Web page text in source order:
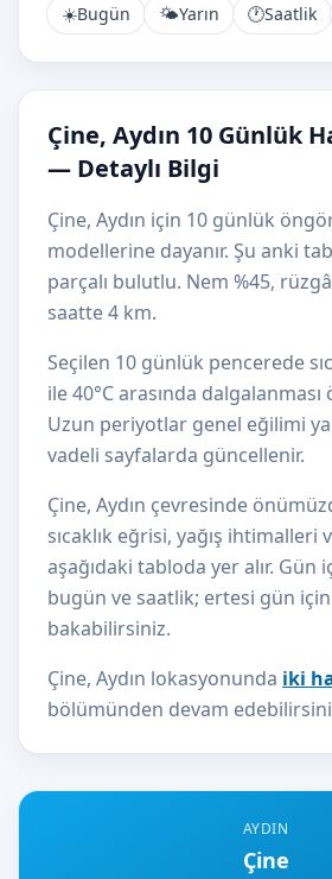
AYDIN
Çine
☀️Bugün 🌤️Yarın 🕐Saatlik
Çine, Aydın 10 Günlük
— Detaylı Bilgi
Çine, Aydın için 10 günlük
modellerine dayanır. Şu anki
parçalı bulutlu. Nem %45,
saatte 4 km.
Seçilen 10 günlük pencerede
ile 40°C arasında
Uzun periyotlar genel eğilimi
vadeli sayfalarda güncellenir.
Çine, Aydın çevresinde
sıcaklık eğrisi, yağış
aşağıdaki tabloda yer alır. Gün
bugün ve saatlik; ertesi gün için
bakabilirsiniz.
Çine, Aydın lokasyonunda iki
bölümünden devam